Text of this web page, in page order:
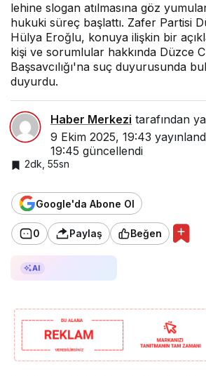
lehine slogan atılmasına göz
hukuki süreç başlattı. Zafer Partisi
Hülya Eroğlu, konuya ilişkin bir
kişi ve sorumlular hakkında Düzce
Başsavcılığı'na suç duyurusunda
duyurdu.
Haber Merkezi tarafından
9 Ekim 2025, 19:43
19:45 güncellendi
2dk, 55sn
Google'da Abone Ol
0 Paylaş Beğen
AI